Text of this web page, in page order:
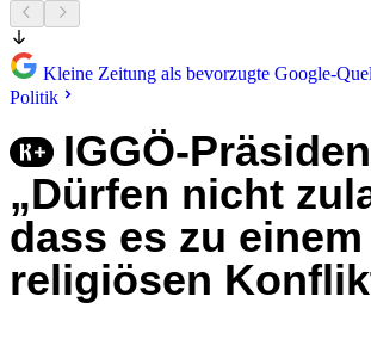
Kleine Zeitung als bevorzugte Google-
Politik
IGGÖ-
„Dürfen nicht
dass es zu einem
religiösen